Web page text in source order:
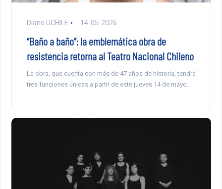
Diario UCHILE 14-05-2026
“Baño a baño”: la emblemática obra de
resistencia retorna al Teatro Nacional Chileno
La obra, que cuenta con más de 47 años de historia, tendrá
tres funciones únicas a partir de este jueves 14 de mayo.